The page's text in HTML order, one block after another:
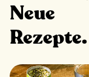
Neue
Rezepte.